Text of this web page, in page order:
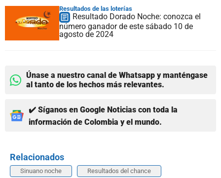
Resultados de las loterías
Resultado Dorado Noche: conozca el
número ganador de este sábado 10 de
agosto de 2024
Únase a nuestro canal de Whatsapp y manténgase
al tanto de los hechos más relevantes.
✔️ Síganos en Google Noticias con toda la
información de Colombia y el mundo.
Relacionados
Sinuano noche Resultados del chance